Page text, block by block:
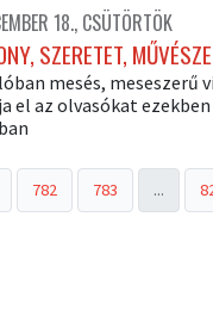
18., CSÜTÖRTÖK
SZERETET,
mesés, meseszerű
el az olvasókat ezekben
782 783 ...